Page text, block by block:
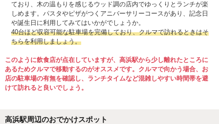
ており、木の温もりを感じるウッド調の店内でゆっくりとランチが楽
しめます。パスタやピザがつくアニバーサリーコースがあり、記念日
や誕生日に利用してみてはいかがでしょうか。
40台ほど収容可能な駐車場を完備しており、クルマで訪れるときはそ
ちらを利用しましょう。
このように飲食店が点在していますが、高浜駅から少し離れたところに
あるためクルマで移動するのがオススメです。クルマで向かう場合、お
店の駐車場の有無を確認し、ランチタイムなど混雑しやすい時間帯を避
けて訪れると良いでしょう。
高浜駅周辺のおでかけスポット